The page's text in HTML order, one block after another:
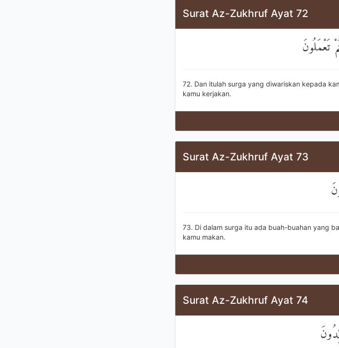
Surat Az-Zukhruf Ayat 72
تَعْمَلُونَ
72. Dan itulah surga yang diwariskan kepada
kamu kerjakan.
Surat Az-Zukhruf Ayat 73
73. Di dalam surga itu ada buah-buahan yang
kamu makan.
Surat Az-Zukhruf Ayat 74